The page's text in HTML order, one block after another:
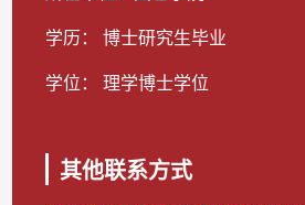
学历： 博士研究生毕业
学位： 理学博士学位
其他联系方式